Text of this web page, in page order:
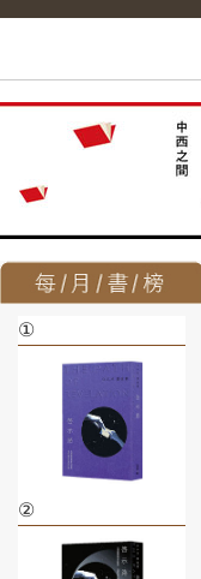
①
②